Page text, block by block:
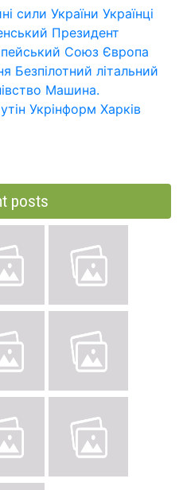
сили України Українці
Президент
Союз Європа
Безпілотний літальний
Машина.
Укрінформ Харків
posts